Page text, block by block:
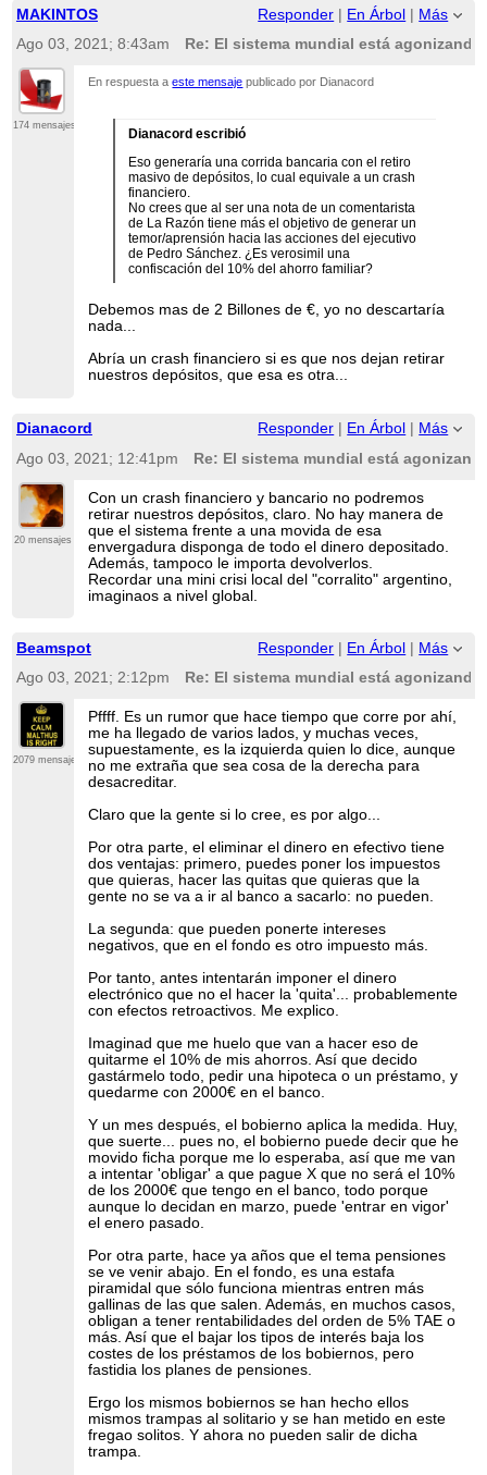
MAKINTOS Responder | En Árbol | Más
Ago 03, 2021; 8:43am
Re: El sistema mundial está
174 mensajes
En respuesta aeste mensaje publicado por Dianacord
Dianacord escribió
Eso generaría una corrida bancaria con el retiro
masivo de depósitos, lo cual equivale a un crash
financiero.
No crees que al ser una nota de un comentarista
de La Razón tiene más el objetivo de generar un
temor/aprensión hacia las acciones del ejecutivo
de Pedro Sánchez. ¿Es verosimil una
confiscación del 10% del ahorro familiar?
Debemos mas de 2 Billones de €, yo no descartaría
nada...
Abría un crash financiero si es que nos dejan retirar
nuestros depósitos, que esa es otra...
Dianacord Responder En Árbol
Más
Ago 03, 2021; 12:41pm
Re: El sistema mundial está
20 mensajes
Con un crash financiero y bancario no podremos
retirar nuestros depósitos, claro. No hay manera de
que el sistema frente a una movida de esa
envergadura disponga de todo el dinero depositado.
Además, tampoco le importa devolverlos.
Recordar una mini crisi local del "corralito" argentino,
imaginaos a nivel global.
Beamspot Responder En Árbol
Más
Ago 03, 2021; 2:12pm
Re: El sistema mundial está
2079 mensajes
Pffff. Es un rumor que hace tiempo que corre por ahí,
me ha llegado de varios lados, y muchas veces,
supuestamente, es la izquierda quien lo dice, aunque
no me extraña que sea cosa de la derecha para
desacreditar.
Claro que la gente si lo cree, es por algo...
Por otra parte, el eliminar el dinero en efectivo tiene
dos ventajas: primero, puedes poner los impuestos
que quieras, hacer las quitas que quieras que la
gente no se va a ir al banco a sacarlo: no pueden.
La segunda: que pueden ponerte intereses
negativos, que en el fondo es otro impuesto más.
Por tanto, antes intentarán imponer el dinero
electrónico que no el hacer la 'quita'... probablemente
con efectos retroactivos. Me explico.
Imaginad que me huelo que van a hacer eso de
quitarme el 10% de mis ahorros. Así que decido
gastármelo todo, pedir una hipoteca o un préstamo, y
quedarme con 2000€ en el banco.
Y un mes después, el bobierno aplica la medida. Huy,
que suerte... pues no, el bobierno puede decir que he
movido ficha porque me lo esperaba, así que me van
a intentar 'obligar' a que pague X que no será el 10%
de los 2000€ que tengo en el banco, todo porque
aunque lo decidan en marzo, puede 'entrar en vigor'
el enero pasado.
Por otra parte, hace ya años que el tema pensiones
se ve venir abajo. En el fondo, es una estafa
piramidal que sólo funciona mientras entren más
gallinas de las que salen. Además, en muchos casos,
obligan a tener rentabilidades del orden de 5% TAE o
más. Así que el bajar los tipos de interés baja los
costes de los préstamos de los bobiernos, pero
fastidia los planes de pensiones.
Ergo los mismos bobiernos se han hecho ellos
mismos trampas al solitario y se han metido en este
fregao solitos. Y ahora no pueden salir de dicha
trampa.